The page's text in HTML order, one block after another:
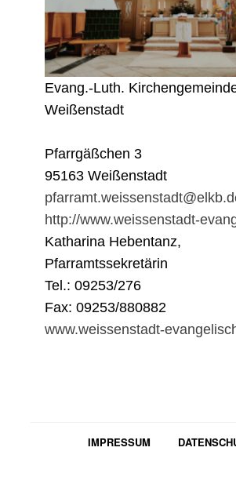
Evang.-Luth.
Weißenstadt
Pfarrgäßchen 3
95163 Weißenstadt
http://www.weissenstadt-
Katharina Hebentanz,
Pfarramtssekretärin
Tel.: 09253/276
Fax: 09253/880882
www.weissenstadt-
IMPRESSUM